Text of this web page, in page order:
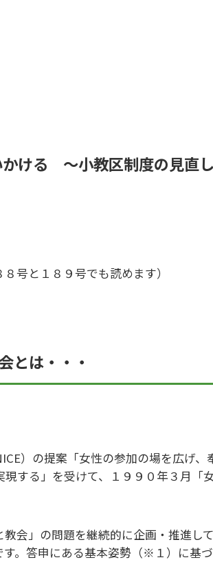
ける ～小教区制度の見直し
号と１８９号でも読めます）
とは・・・
）の提案「女性の参加の場を広げ
する」を受けて、１９９０年３月「
会」の問題を継続的に企画・推進し
。答申にある基本姿勢（※１）に基